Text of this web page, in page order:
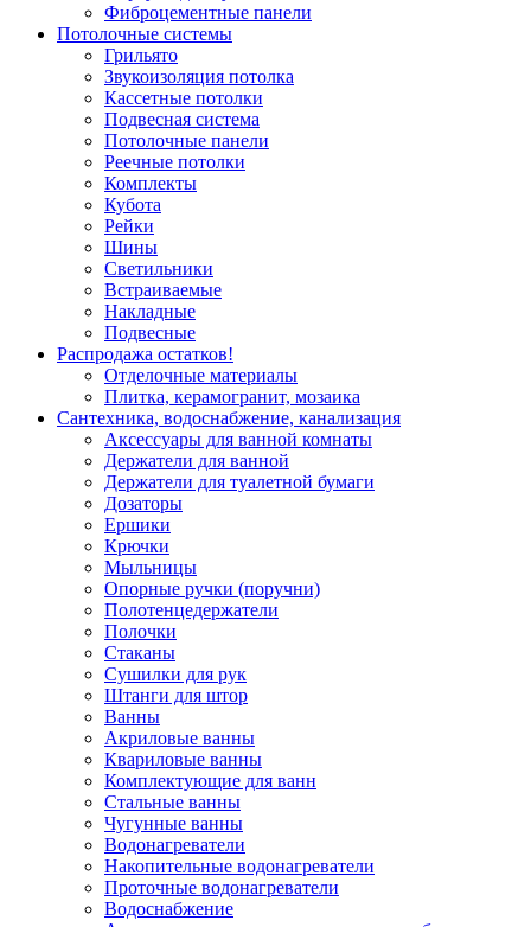
Фиброцементные панели
Потолочные системы
Грильято
Звукоизоляция потолка
Кассетные потолки
Подвесная система
Потолочные панели
Реечные потолки
Комплекты
Кубота
Рейки
Шины
Светильники
Встраиваемые
Накладные
Подвесные
Распродажа остатков!
Отделочные материалы
Плитка, керамогранит, мозаика
Сантехника, водоснабжение, канализация
Аксессуары для ванной комнаты
Держатели для ванной
Держатели для туалетной бумаги
Дозаторы
Ершики
Крючки
Мыльницы
Опорные ручки (поручни)
Полотенцедержатели
Полочки
Стаканы
Сушилки для рук
Штанги для штор
Ванны
Акриловые ванны
Квариловые ванны
Комплектующие для ванн
Стальные ванны
Чугунные ванны
Водонагреватели
Накопительные водонагреватели
Проточные водонагреватели
Водоснабжение